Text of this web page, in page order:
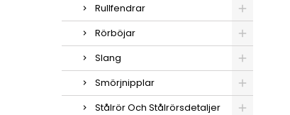
Rullfendrar
Rörböjar
Slang
Smörjnipplar
Stålrör Och Stålrörsdetaljer